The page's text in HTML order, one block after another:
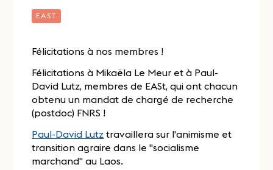
EAST
Félicitations à nos membres !
Félicitations à Mikaëla Le Meur et à Paul-
David Lutz, membres de EASt, qui ont chacun
obtenu un mandat de chargé de recherche
(postdoc) FNRS !
Paul-David Lutz travaillera sur l'animisme et
transition agraire dans le "socialisme
marchand" au Laos.